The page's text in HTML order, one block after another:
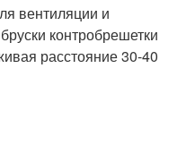
вентиляции и
контробрешетки
расстояние 30-40